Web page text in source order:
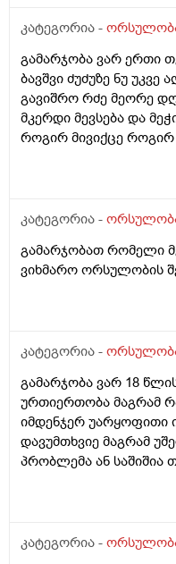
კატეგორია -
გამარჯობა ვარ ერთი
ბავშვი ძუძუზე ნუ
გავიშრო რძე მეორე
მკერდი მევსება და
როგირ მივიქცე
კატეგორია -
გამარჯობათ რომელი
ვიხმარო ორსულობის
კატეგორია -
გამარჯობა ვარ 18
ურთიერთობა მაგრამ
იმდენჯერ უარყოფითი
დავუმთხვიე მაგრამ
პრობლემა ან საშიშია
კატეგორია -